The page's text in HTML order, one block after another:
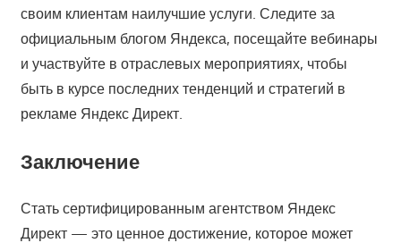
своим клиентам наилучшие услуги. Следите за
официальным блогом Яндекса, посещайте вебинары
и участвуйте в отраслевых мероприятиях, чтобы
быть в курсе последних тенденций и стратегий в
рекламе Яндекс Директ.
Заключение
Стать сертифицированным агентством Яндекс
Директ — это ценное достижение, которое может